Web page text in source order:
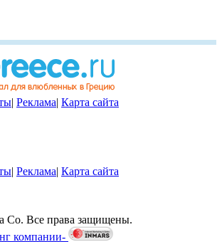
| Реклама| Карта сайта
| Реклама| Карта сайта
Co. Все права защищены.
компании-